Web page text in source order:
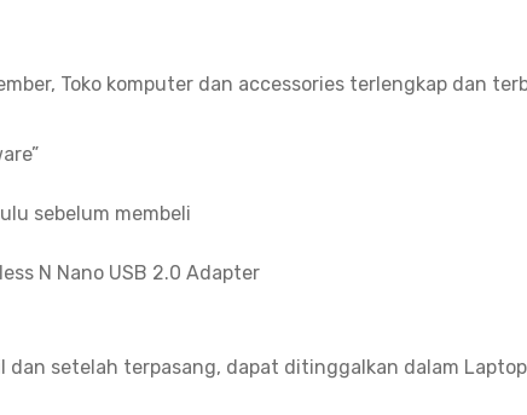
ADAPTER
quantity
Toko komputer dan accessories terlengkap dan
sebelum membeli
N Nano USB 2.0 Adapter
dan setelah terpasang, dapat ditinggalkan dalam Laptop